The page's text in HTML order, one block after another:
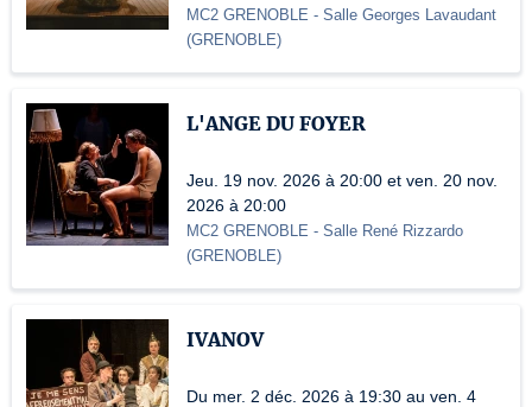
MC2 GRENOBLE - Salle Georges Lavaudant
(GRENOBLE)
L'ANGE DU FOYER
Jeu. 19 nov. 2026 à 20:00 et ven. 20 nov.
2026 à 20:00
MC2 GRENOBLE - Salle René Rizzardo
(GRENOBLE)
IVANOV
Du mer. 2 déc. 2026 à 19:30 au ven. 4